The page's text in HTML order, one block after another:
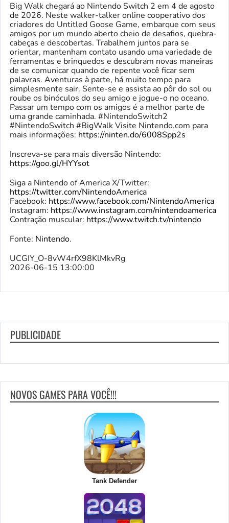
Big Walk chegará ao Nintendo Switch 2 em 4 de agosto
de 2026. Neste walker-talker online cooperativo dos
criadores do Untitled Goose Game, embarque com seus
amigos por um mundo aberto cheio de desafios, quebra-
cabeças e descobertas. Trabalhem juntos para se
orientar, mantenham contato usando uma variedade de
ferramentas e brinquedos e descubram novas maneiras
de se comunicar quando de repente você ficar sem
palavras. Aventuras à parte, há muito tempo para
simplesmente sair. Sente-se e assista ao pôr do sol ou
roube os binóculos do seu amigo e jogue-o no oceano.
Passar um tempo com os amigos é a melhor parte de
uma grande caminhada. #NintendoSwitch2
#NintendoSwitch #BigWalk Visite Nintendo.com para
mais informações: https://ninten.do/6008Spp2s
Inscreva-se para mais diversão Nintendo:
https://goo.gl/HYYsot
Siga a Nintendo of America X/Twitter:
https://twitter.com/NintendoAmerica
Facebook: https://www.facebook.com/NintendoAmerica
Instagram: https://www.instagram.com/nintendoamerica
Contração muscular: https://www.twitch.tv/nintendo
Fonte: Nintendo.
UCGIY_O-8vW4rfX98KlMkvRg
2026-06-15 13:00:00
PUBLICIDADE
NOVOS GAMES PARA VOCÊ!!!
Tank Defender